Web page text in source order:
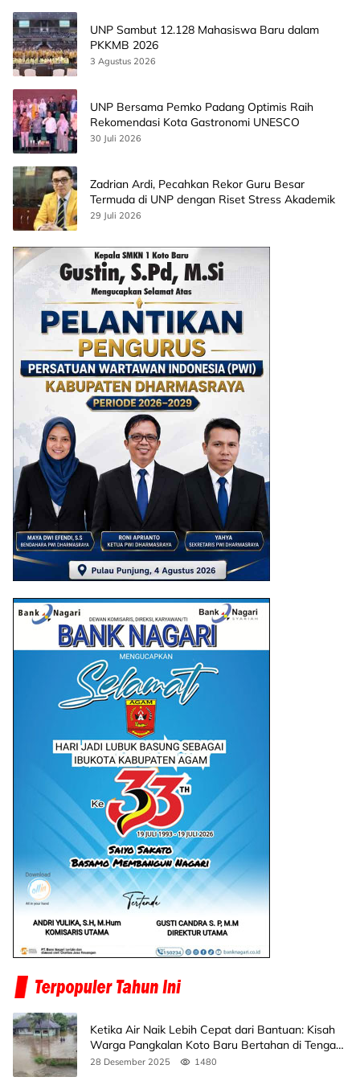
UNP Sambut 12.128 Mahasiswa Baru dalam
PKKMB 2026
3 Agustus 2026
UNP Bersama Pemko Padang Optimis Raih
Rekomendasi Kota Gastronomi UNESCO
30 Juli 2026
Zadrian Ardi, Pecahkan Rekor Guru Besar
Termuda di UNP dengan Riset Stress Akademik
29 Juli 2026
Ketika Air Naik Lebih Cepat dari Bantuan: Kisah
Warga Pangkalan Koto Baru Bertahan di Tengah
Banjir
28 Desember 2025 1480